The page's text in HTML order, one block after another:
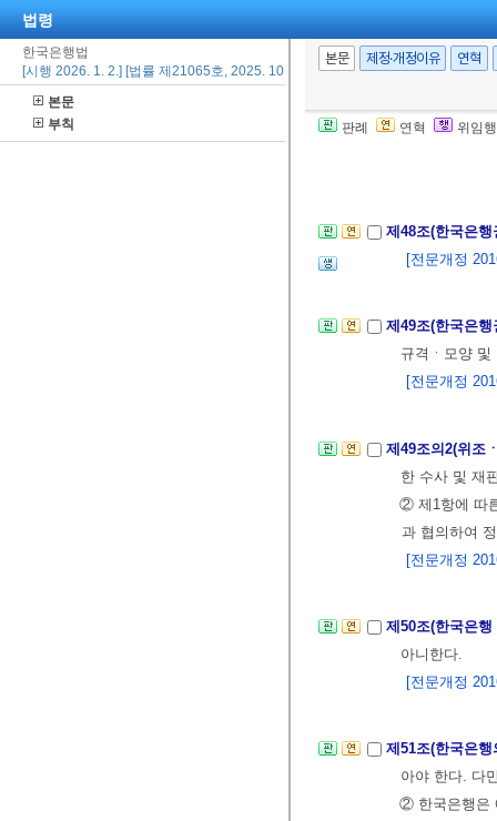
법령
한국은행법
[시행 2026. 1. 2.] [법률 제21065호, 2025. 10. 1., 타법개정]
본문
부칙
본문 제정·개정이유 연혁
판례 연혁 위임
제47조의2(화폐
③ 원은 영문으
④ 전은 영문으
제48조(한국은
[전문개정
제49조(한국은
규격ㆍ모양 및
[전문개정
제49조의2(위조
한 수사 및 재
② 제1항에 따
과 협의하여
[전문개정
제50조(한국은
아니한다.
[전문개정
제51조(한국은
아야 한다. 다
② 한국은행은